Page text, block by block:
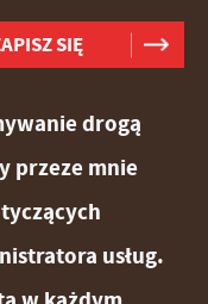
drogą
przeze mnie
usług.